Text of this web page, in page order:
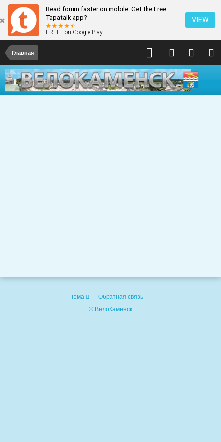
Read forum faster on mobile. Get the Free
Tapatalk app?
FREE - on Google Play
VIEW
Главная
Тема
Обратная связь
© ВелоКаменск